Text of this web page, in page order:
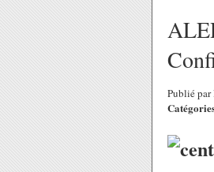
Publié